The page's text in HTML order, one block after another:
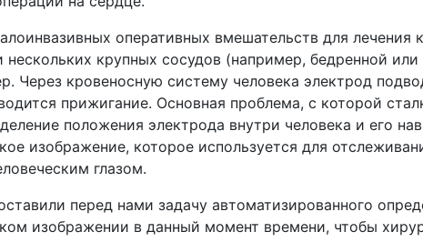
оперативных вмешательств для лечения
нескольких крупных сосудов (например, бедренной
Через кровеносную систему человека электрод
прижигание. Основная проблема, с которой
положения электрода внутри человека и его
изображение, которое используется для
глазом.
перед нами задачу автоматизированного
изображении в данный момент времени, чтобы